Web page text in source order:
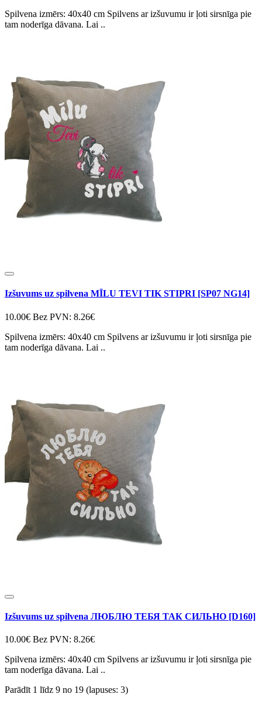
Spilvena izmērs: 40x40 cm Spilvens ar izšuvumu ir ļoti sirsnīga pie
tam noderīga dāvana. Lai ..
Izšuvums uz spilvena MĪLU TEVI TIK STIPRI [SP07 NG14]
10.00€ Bez PVN: 8.26€
Spilvena izmērs: 40x40 cm Spilvens ar izšuvumu ir ļoti sirsnīga pie
tam noderīga dāvana. Lai ..
Izšuvums uz spilvena ЛЮБЛЮ ТЕБЯ ТАК СИЛЬНО [D160]
10.00€ Bez PVN: 8.26€
Spilvena izmērs: 40x40 cm Spilvens ar izšuvumu ir ļoti sirsnīga pie
tam noderīga dāvana. Lai ..
Parādīt 1 līdz 9 no 19 (lapuses: 3)